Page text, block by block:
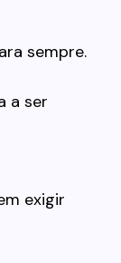
sempre.
a ser
exigir